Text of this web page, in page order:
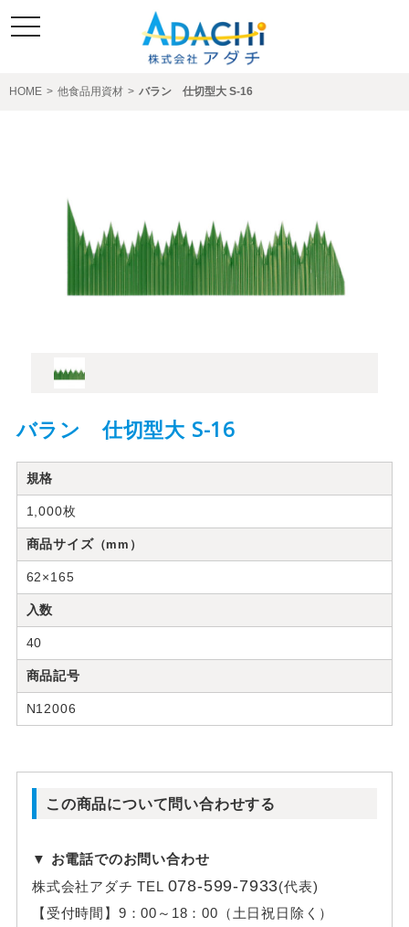
toggle
navigation
HOME > 他食品用資材 > バラン 仕切型大 S-16
バラン 仕切型大 S-16
規格
1,000枚
商品サイズ（mm）
62×165
入数
40
商品記号
N12006
この商品について問い合わせする
▼ お電話でのお問い合わせ
株式会社アダチTEL 078-599-7933(代表)
【受付時間】 9：00～18：00（土日祝日除く）